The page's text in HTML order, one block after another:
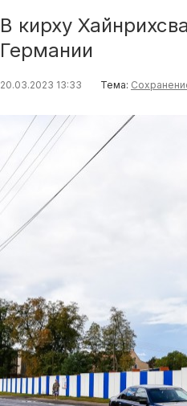
В кирху
Германии
20.03.2023 13:33 Тема: